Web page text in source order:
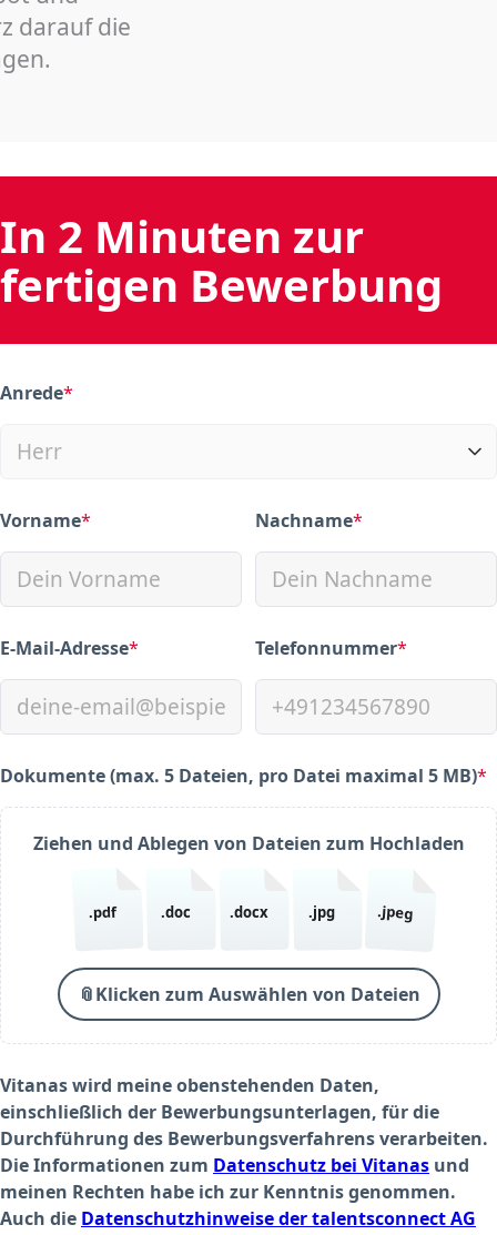
darauf die
In 2 Minuten zur
fertigen Bewerbung
Anrede*
(required)
Vorname*
(required) Nachname*
(required)
E-Mail-Adresse*
(required) Telefonnummer*
(required)
Dokumente (max. 5 Dateien, pro Datei maximal 5 MB)*
(required)
Ziehen und Ablegen von Dateien zum Hochladen
.pdf .doc .docx .jpg .jpeg
📎Klicken zum Auswählen von Dateien
Vitanas wird meine obenstehenden Daten,
einschließlich der Bewerbungsunterlagen, für die
Durchführung des Bewerbungsverfahrens verarbeiten.
Die Informationen zum Datenschutz bei Vitanas und
meinen Rechten habe ich zur Kenntnis genommen.
Auch die Datenschutzhinweise der talentsconnect AG